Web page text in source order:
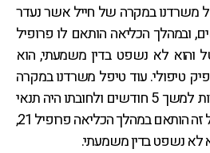
מרץ 2015 טיפל משרדנו במקרה של חייל אשר נעדר
למשך 10 חודשים, ובמהלך הכליאה הותאם לו פרופיל
והוא לא נשפט בדין משמעתי, הוא
טיפולי. עוד טיפל משרדנו במקרה
של חייל אשר נעדר משירות למשך 5 חודשים ולחובתו היה תנאי
בית דין בן 60 ימים. גם לחייל זה הותאם במהלך הכליאה פרופיל 21,
לא נשפט בדין משמעתי.